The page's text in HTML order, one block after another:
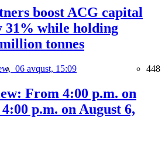
boost ACG capital
31% while holding
tonnes
06 avqust, 15:09 448
From 4:00 p.m. on
p.m. on August 6,